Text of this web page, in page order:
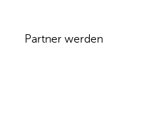
Partner werden